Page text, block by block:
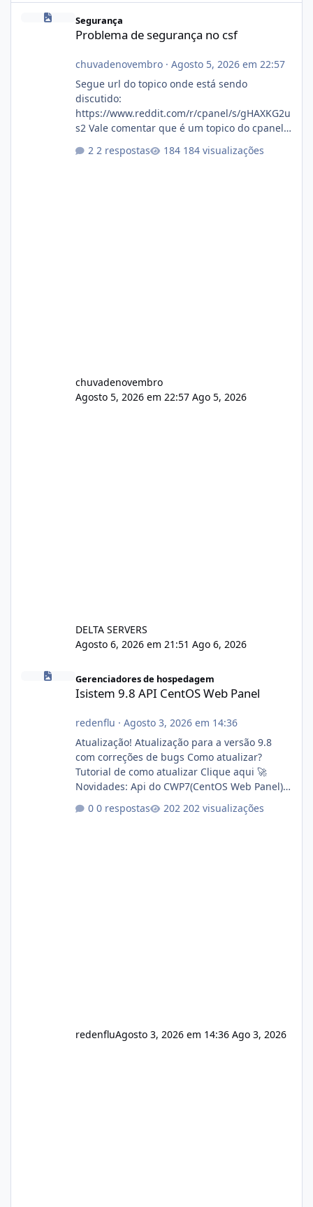
Problema de segurança no csf
Segurança
Problema de segurança no csf
chuvadenovembro· Agosto 5, 2026 em 22:57
Segue url do topico onde está sendo
discutido:
https://www.reddit.com/r/cpanel/s/gHAXKG2u
s2 Vale comentar que é um topico do cpanel...
2 respostas 184 visualizações
chuvadenovembro
Agosto 5, 2026 em 22:57 Ago 5, 2026
DELTA SERVERS
Agosto 6, 2026 em 21:51 Ago 6, 2026
Gerenciadores de hospedagem
Isistem 9.8 API CentOS Web Panel
redenflu · Agosto 3, 2026 em 14:36
Atualização! Atualização para a versão 9.8
com correções de bugs Como atualizar?
Tutorial de como atualizar Clique aqui 🚀
Novidades: Api do CWP7(CentOS Web Panel)
autorizado a usasr o isistem:
0 respostas 202 visualizações
redenfluAgosto 3, 2026 em 14:36 Ago 3, 2026